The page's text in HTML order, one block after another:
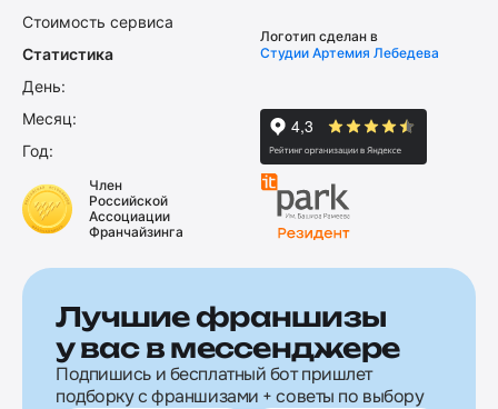
Стоимость сервиса
Статистика
День:
Месяц:
Год:
Логотип сделан в
Студии Артемия Лебедева
Член
Российской
Ассоциации
Франчайзинга
Лучшие франшизы
у вас в мессенджере
Подпишись и бесплатный бот пришлет
подборку с франшизами + советы по выбору